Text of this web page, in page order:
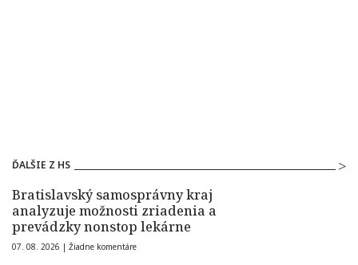
ĎALŠIE Z HS
Bratislavský samosprávny kraj
analyzuje možnosti zriadenia a
prevádzky nonstop lekárne
07. 08. 2026 | Žiadne komentáre